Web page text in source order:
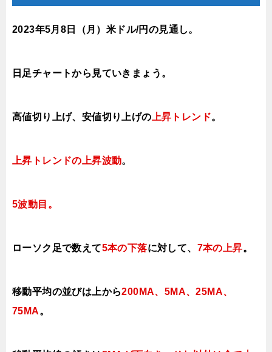
2023年5月8 日（月） 米ドル/円の見通し。
日足チャートから見ていきまょう。
高値切り上げ、安値切り上げの上昇トレンド。
上昇トレンドの上昇波動。
5波動目。
ローソク足で数えて5本の下落に対して、 7本の上昇。
移動平均の並びは上から200MA、5MA、25MA、
75MA。